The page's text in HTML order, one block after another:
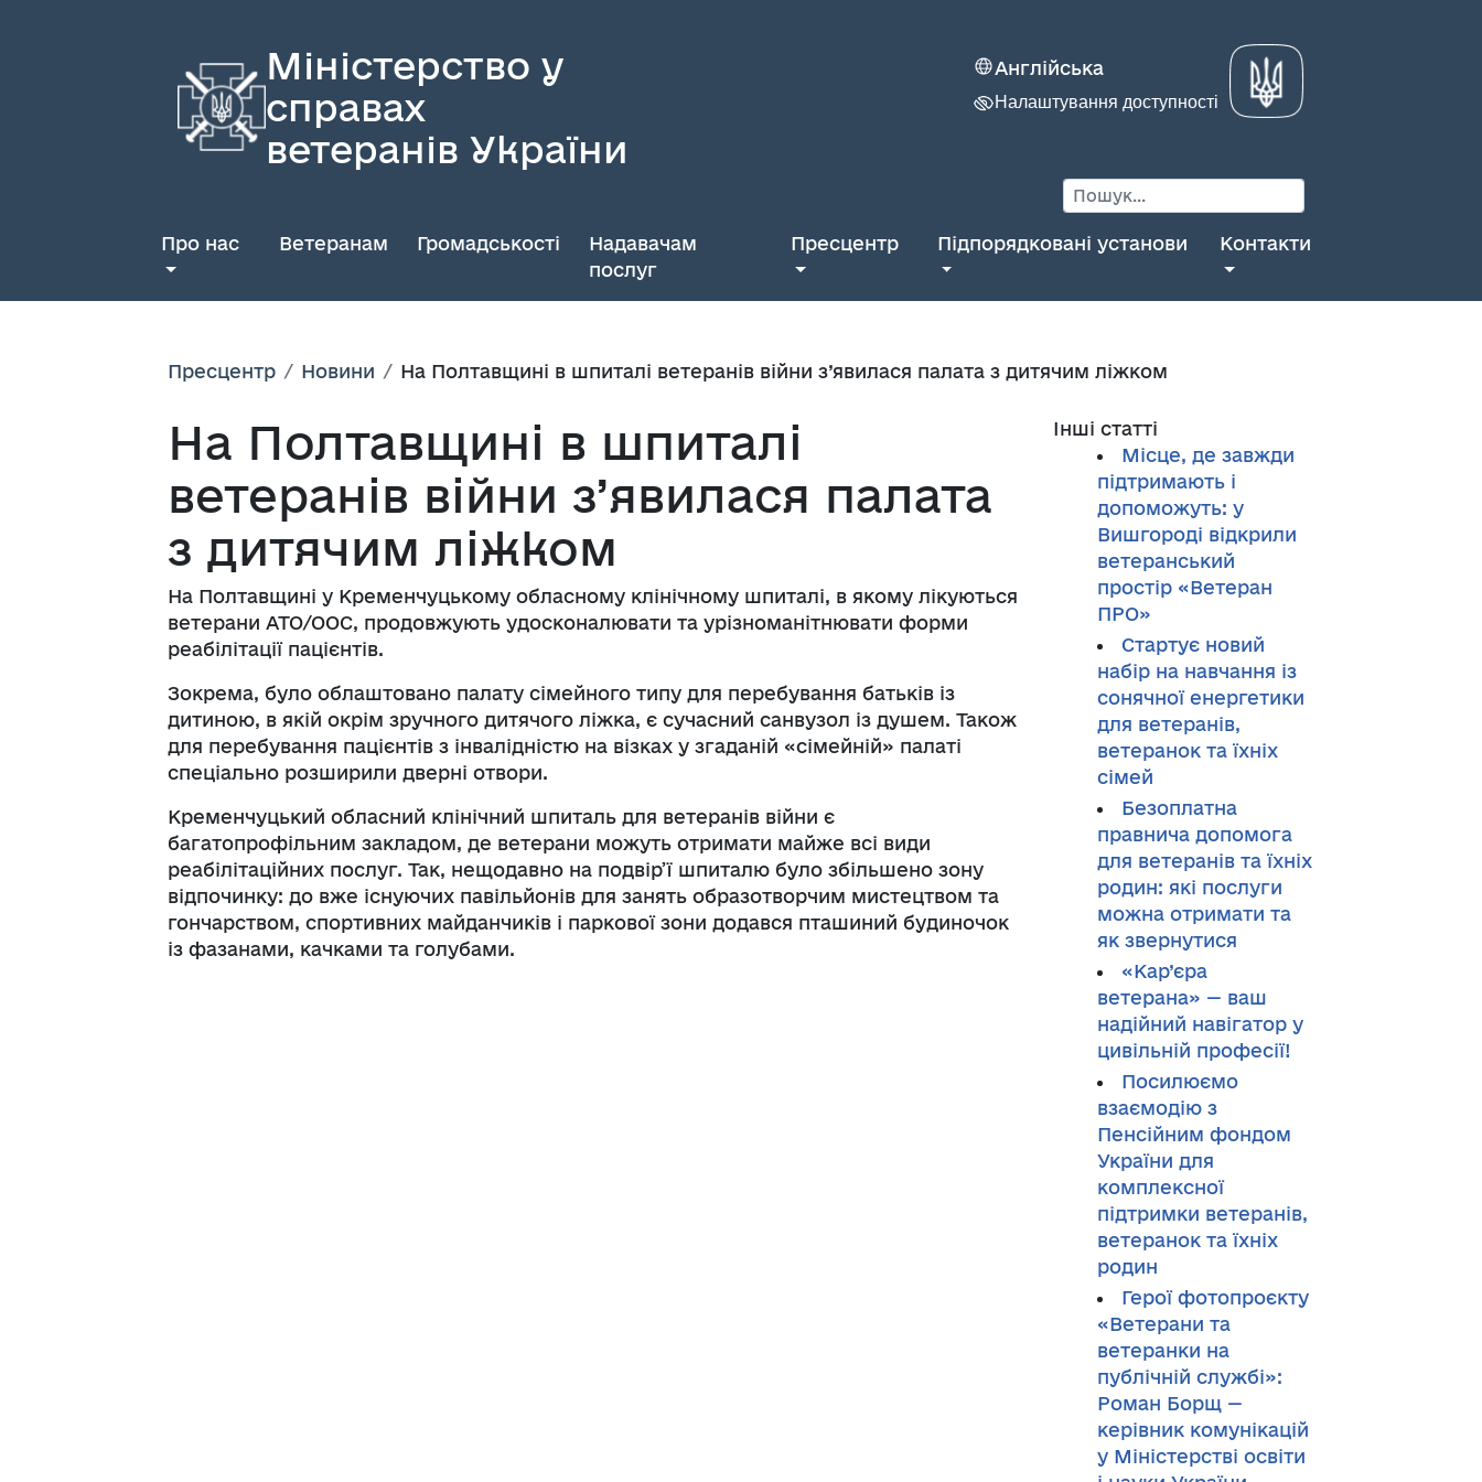
Міністерство у
справах
ветеранів України
Англійська
Налаштування доступності
Про нас Ветеранам Громадськості
Надавачам
послуг
Пресцентр Підпорядковані установи Контакти
Пресцентр Новини На Полтавщині в шпиталі ветеранів війни з’явилася палата з дитячим ліжком
На Полтавщині в шпиталі
ветеранів війни з’явилася палата
з дитячим ліжком
На Полтавщині у Кременчуцькому обласному клінічному шпиталі, в якому лікуються
ветерани АТО/ООС, продовжують удосконалювати та урізноманітнювати форми
реабілітації пацієнтів.
Зокрема, було облаштовано палату сімейного типу для перебування батьків із
дитиною, в якій окрім зручного дитячого ліжка, є сучасний санвузол із душем. Також
для перебування пацієнтів з інвалідністю на візках у згаданій «сімейній» палаті
спеціально розширили дверні отвори.
Кременчуцький обласний клінічний шпиталь для ветеранів війни є
багатопрофільним закладом, де ветерани можуть отримати майже всі види
реабілітаційних послуг. Так, нещодавно на подвір’ї шпиталю було збільшено зону
відпочинку: до вже існуючих павільйонів для занять образотворчим мистецтвом та
гончарством, спортивних майданчиків і паркової зони додався пташиний будиночок
із фазанами, качками та голубами.
Інші статті
Місце, де завжди
підтримають і
допоможуть: у
Вишгороді відкрили
ветеранський
простір «Ветеран
ПРО»
Стартує новий
набір на навчання із
сонячної енергетики
для ветеранів,
ветеранок та їхніх
сімей
Безоплатна
правнича допомога
для ветеранів та їхніх
родин: які послуги
можна отримати та
як звернутися
«Кар’єра
ветерана» — ваш
надійний навігатор у
цивільній професії!
Посилюємо
взаємодію з
Пенсійним фондом
України для
комплексної
підтримки ветеранів,
ветеранок та їхніх
родин
Герої фотопроєкту
«Ветерани та
ветеранки на
публічній службі»:
Роман Борщ —
керівник комунікацій
у Міністерстві освіти